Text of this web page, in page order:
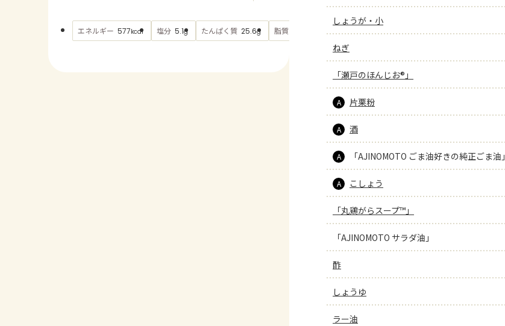
エネルギー 577kcal 塩分 5.1g たんぱく質 25.6g 脂質 もっと見る
しょうが・小
ねぎ
「瀬戸のほんじお®」
A 片栗粉
A 酒
A 「AJINOMOTO ごま油好きの純正ごま油」
A こしょう
「丸鶏がらスープ™」
「AJINOMOTO サラダ油」
酢
しょうゆ
ラー油